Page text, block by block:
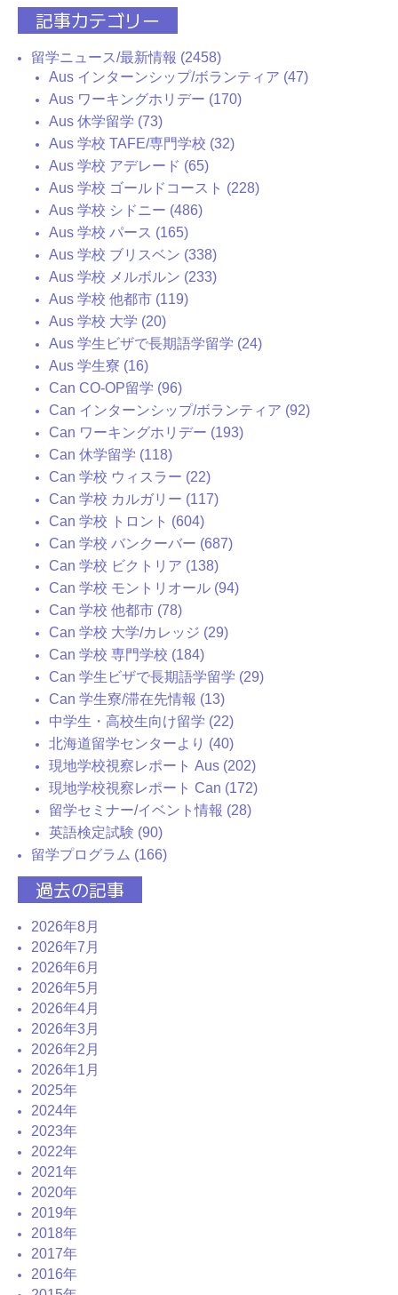
記事カテゴリー
留学ニュース/最新情報 (2458)
Aus インターンシップ/ボランティア (47)
Aus ワーキングホリデー (170)
Aus 休学留学 (73)
Aus 学校 TAFE/専門学校 (32)
Aus 学校 アデレード (65)
Aus 学校 ゴールドコースト (228)
Aus 学校 シドニー (486)
Aus 学校 パース (165)
Aus 学校 ブリスベン (338)
Aus 学校 メルボルン (233)
Aus 学校 他都市 (119)
Aus 学校 大学 (20)
Aus 学生ビザで長期語学留学 (24)
Aus 学生寮 (16)
Can CO-OP留学 (96)
Can インターンシップ/ボランティア (92)
Can ワーキングホリデー (193)
Can 休学留学 (118)
Can 学校 ウィスラー (22)
Can 学校 カルガリー (117)
Can 学校 トロント (604)
Can 学校 バンクーバー (687)
Can 学校 ビクトリア (138)
Can 学校 モントリオール (94)
Can 学校 他都市 (78)
Can 学校 大学/カレッジ (29)
Can 学校 専門学校 (184)
Can 学生ビザで長期語学留学 (29)
Can 学生寮/滞在先情報 (13)
中学生・高校生向け留学 (22)
北海道留学センターより (40)
現地学校視察レポート Aus (202)
現地学校視察レポート Can (172)
留学セミナー/イベント情報 (28)
英語検定試験 (90)
留学プログラム (166)
過去の記事
2026年8月
2026年7月
2026年6月
2026年5月
2026年4月
2026年3月
2026年2月
2026年1月
2025年
2024年
2023年
2022年
2021年
2020年
2019年
2018年
2017年
2016年